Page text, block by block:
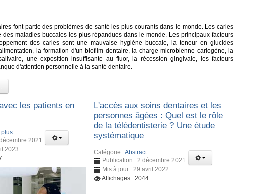
font partie des problèmes de santé les plus courants dans le monde. Les caries
des maladies buccales les plus répandues dans le monde. Les principaux facteurs
des caries sont une mauvaise hygiène buccale, la teneur en glucides
la formation d'un biofilm dentaire, la charge microbienne cariogène, la
une exposition insuffisante au fluor, la récession gingivale, les facteurs
d'attention personnelle à la santé dentaire.
les patients en
2021
2023
L'accès aux soins dentaires et les
personnes âgées : Quel est le rôle
de la télédentisterie ? Une étude
systématique
Catégorie :Abstract
Publication : 2 décembre 2021
Mis à jour : 29 avril 2022
Affichages : 2044